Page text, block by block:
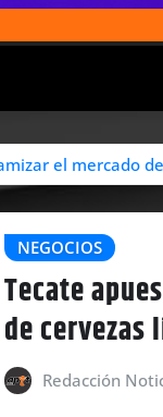
el mercado
NEGOCIOS
Tecate
de cervezas
Redacción